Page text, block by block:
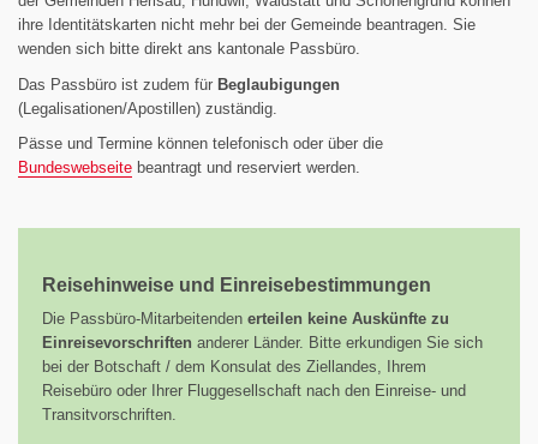
ihre Identitätskarten nicht mehr bei der Gemeinde beantragen. Sie
wenden sich bitte direkt ans kantonale Passbüro.
Das Passbüro ist zudem für Beglaubigungen
(Legalisationen/Apostillen) zuständig.
Pässe und Termine können telefonisch oder über die
Bundeswebseite beantragt und reserviert werden.
Reisehinweise und Einreisebestimmungen
Die Passbüro-Mitarbeitenden erteilen keine Auskünfte zu
Einreisevorschriften anderer Länder. Bitte erkundigen Sie sich
bei der Botschaft / dem Konsulat des Ziellandes, Ihrem
Reisebüro oder Ihrer Fluggesellschaft nach den Einreise- und
Transitvorschriften.